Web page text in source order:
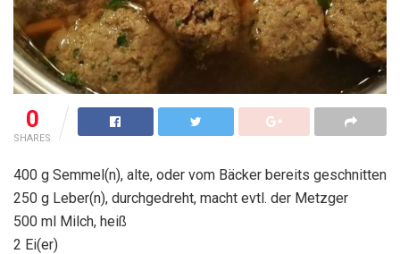
0
SHARES
400 g Semmel(n), alte, oder vom Bäcker bereits geschnitten
250 g Leber(n), durchgedreht, macht evtl. der Metzger
500 ml Milch, heiß
2 Ei(er)